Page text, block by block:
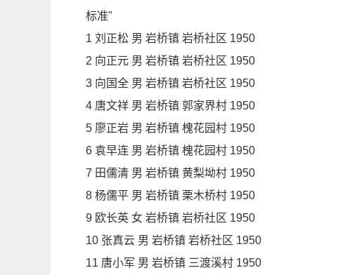
标准"
1 刘正松 男 岩桥镇 岩桥社区 1950
2 向正元 男 岩桥镇 岩桥社区 1950
3 向国全 男 岩桥镇 岩桥社区 1950
4 唐文祥 男 岩桥镇 郭家界村 1950
5 廖正岩 男 岩桥镇 槐花园村 1950
6 袁早连 男 岩桥镇 槐花园村 1950
7 田儒清 男 岩桥镇 黄梨坳村 1950
8 杨儒平 男 岩桥镇 栗木桥村 1950
9 欧长英 女 岩桥镇 岩桥社区 1950
10 张真云 男 岩桥镇 岩桥社区 1950
11 唐小军 男 岩桥镇 三渡溪村 1950